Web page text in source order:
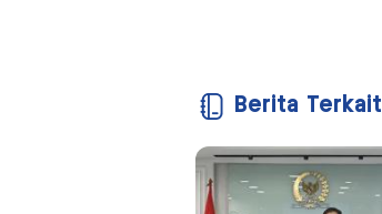
Berita Terkait